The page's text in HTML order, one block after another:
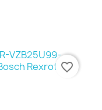
favorite_border